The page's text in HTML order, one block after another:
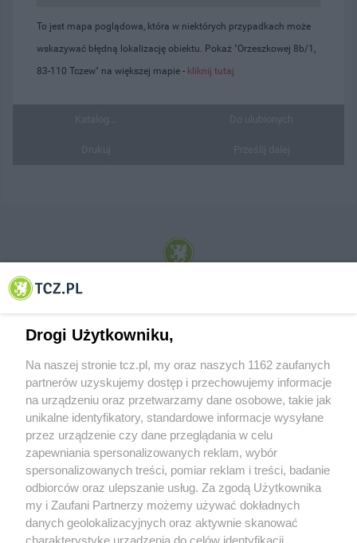
To jest mapa poglądowa, która w niektórych przypadkach może
wskazywać błędną lokalizację obiektu. Pokaż "Orzeszkowej 8b/1,
83-110 Tczew" na większej mapie - kliknij tutaj
© 2001-2026 Tczew - TCZ.PL Sp. z o.o. Internetowy Serwis Informacyjny Miasta
O FIRMIE POLITYKA PRYWATNOŚCI HOSTING
REKLAMA WSPÓŁPRACA RSS FACEBOOK KONTAKT
Nasze serwisy
Drogi Użytkowniku,
Na naszej stronie tcz.pl, my oraz naszych 1162 zaufanych
partnerów uzyskujemy dostęp i przechowujemy informacje
na urządzeniu oraz przetwarzamy dane osobowe, takie jak
unikalne identyfikatory, standardowe informacje wysyłane
przez urządzenie czy dane przeglądania w celu
zapewniania spersonalizowanych reklam, wybór
spersonalizowanych treści, pomiar reklam i treści, badanie
odbiorców oraz ulepszanie usług. Za zgodą Użytkownika
my i Zaufani Partnerzy możemy używać dokładnych
danych geolokalizacyjnych oraz aktywnie skanować
charakterystykę urządzenia do celów identyfikacji.